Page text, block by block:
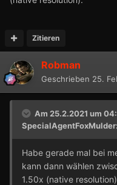
Zitieren
Robman
Geschrieben 25.
Am 25.2.2021 um
SpecialAgentFoxMulder:
Habe gerade mal bei
kann dann wählen
1.50x (native